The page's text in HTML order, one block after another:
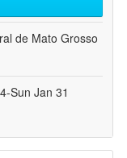
de Mato Grosso
Sun Jan 31